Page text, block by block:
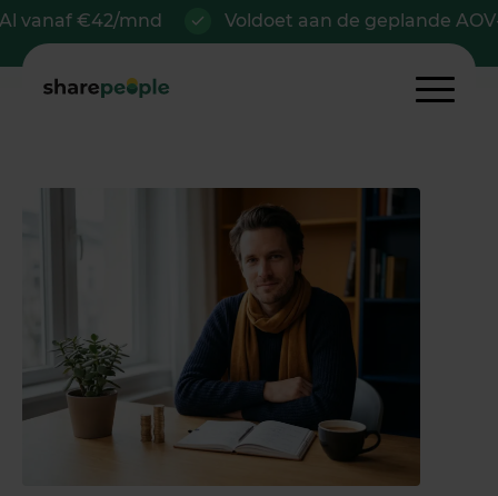
€42/mnd Voldoet aan de geplande AOV-plicht